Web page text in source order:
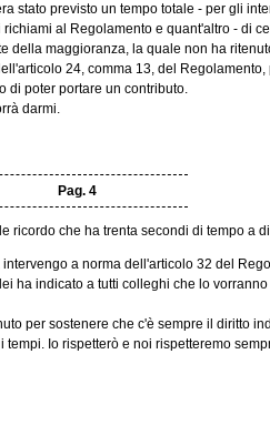
stato previsto un tempo totale - per gli
al Regolamento e quant'altro - di
della maggioranza, la quale non ha
24, comma 13, del Regolamento,
di poter portare un contributo.
darmi.
Pag. 4
ricordo che ha trenta secondi di tempo a
intervengo a norma dell'articolo 32 del
ha indicato a tutti colleghi che lo
per sostenere che c'è sempre il diritto
Io rispetterò e noi rispetteremo